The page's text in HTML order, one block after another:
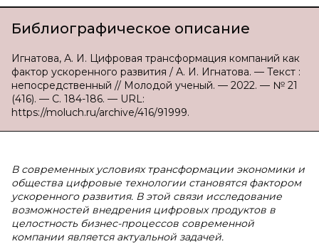
Библиографическое описание
Игнатова, А. И. Цифровая трансформация компаний как
фактор ускоренного развития / А. И. Игнатова. — Текст :
непосредственный // Молодой ученый. — 2022. — № 21
(416). — С. 184-186. — URL:
https://moluch.ru/archive/416/91999.
В современных условиях трансформации экономики и
общества цифровые технологии становятся фактором
ускоренного развития. В этой связи исследование
возможностей внедрения цифровых продуктов в
целостность бизнес-процессов современной
компании является актуальной задачей.